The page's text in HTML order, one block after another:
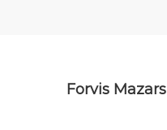
Forvis Mazars